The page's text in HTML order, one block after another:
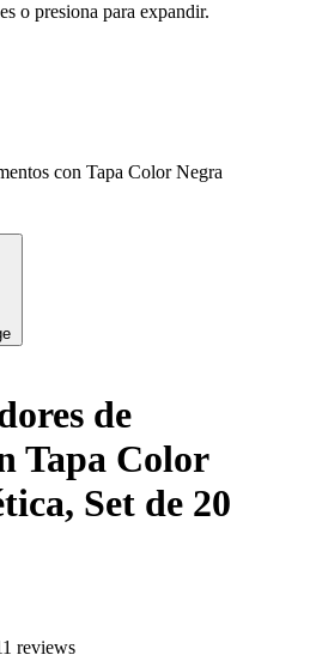
o presiona para expandir.
de
Tapa Color
Set de 20
reviews